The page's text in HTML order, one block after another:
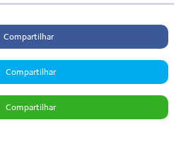
Compartilhar
Compartilhar
Compartilhar